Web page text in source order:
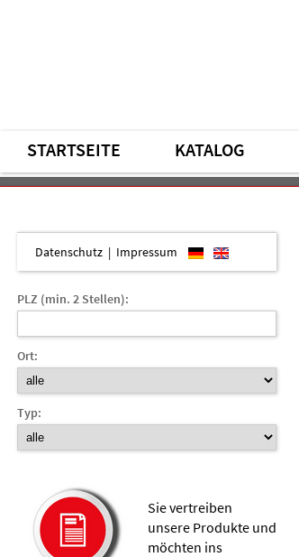
STARTSEITE KATALOG
Datenschutz | Impressum
PLZ (min. 2 Stellen):
Ort:
Typ:
Sie vertreiben
unsere Produkte und
möchten ins